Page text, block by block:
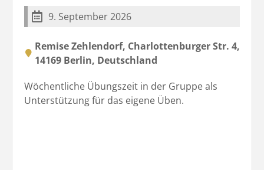
9. September 2026
Remise Zehlendorf, Charlottenburger Str. 4,
14169 Berlin, Deutschland
Wöchentliche Übungszeit in der Gruppe als
Unterstützung für das eigene Üben.